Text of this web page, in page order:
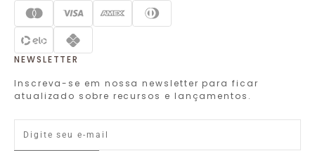
NEWSLETTER
Inscreva-se em nossa newsletter para ficar
atualizado sobre recursos e lançamentos.